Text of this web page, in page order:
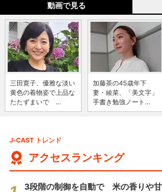
動画で見る
三田寛子、優雅な淡い
黄色の着物姿で上品な
たたずまいで ...
加藤茶の45歳年下
妻・綾菜、「美文字」
手書き勉強ノート...
J-CAST トレンド
アクセスランキング
3段階の制御を自動で 米の香りや